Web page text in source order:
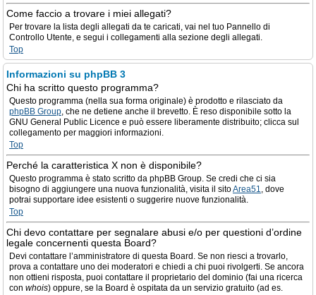
Come faccio a trovare i miei allegati?
Per trovare la lista degli allegati da te caricati, vai nel tuo Pannello di
Controllo Utente, e segui i collegamenti alla sezione degli allegati.
Top
Informazioni su phpBB 3
Chi ha scritto questo programma?
Questo programma (nella sua forma originale) è prodotto e rilasciato da
phpBB Group, che ne detiene anche il brevetto. È reso disponibile sotto la
GNU General Public Licence e può essere liberamente distribuito; clicca sul
collegamento per maggiori informazioni.
Top
Perché la caratteristica X non è disponibile?
Questo programma è stato scritto da phpBB Group. Se credi che ci sia
bisogno di aggiungere una nuova funzionalità, visita il sitoArea51, dove
potrai supportare idee esistenti o suggerire nuove funzionalità.
Top
Chi devo contattare per segnalare abusi e/o per questioni d’ordine
legale concernenti questa Board?
Devi contattare l’amministratore di questa Board. Se non riesci a trovarlo,
prova a contattare uno dei moderatori e chiedi a chi puoi rivolgerti. Se ancora
non ottieni risposta, puoi contattare il proprietario del dominio (fai una ricerca
con whois) oppure, se la Board è ospitata da un servizio gratuito (ad es.